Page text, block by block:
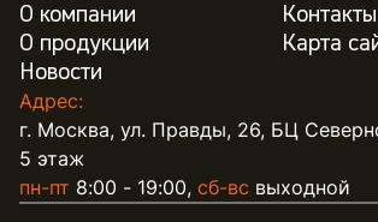
О компании
О продукции
Новости
Контакты
Карта
Адрес:
г. Москва, ул. Правды, 26, БЦ
5 этаж
пн-пт 8:00 - 19:00, сб-вс выходной